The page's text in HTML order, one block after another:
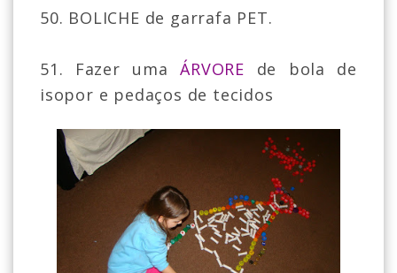
50. BOLICHE de garrafa PET.
51. Fazer umaÁRVORE de bola de
isopor e pedaços de tecidos